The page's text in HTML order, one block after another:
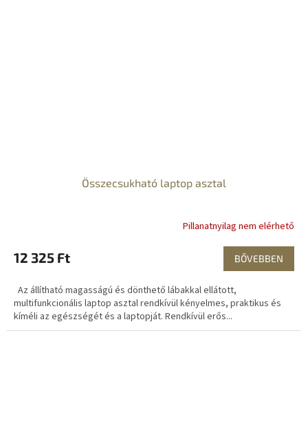
Összecsukható laptop asztal
Pillanatnyilag nem elérhető
12 325 Ft BŐVEBBEN
Az állítható magasságú és dönthető lábakkal ellátott,
multifunkcionális laptop asztal rendkívül kényelmes, praktikus és
kíméli az egészségét és a laptopját. Rendkívül erős...